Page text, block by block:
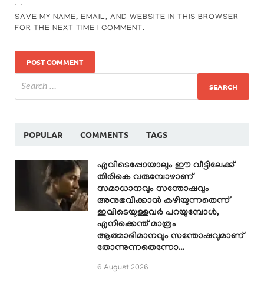
SAVE MY NAME, EMAIL, AND WEBSITE IN THIS BROWSER
FOR THE NEXT TIME I COMMENT.
POPULAR COMMENTS TAGS
എവിടെപ്പോയാലും ഈ വീട്ടിലേക്ക്
തിരികെ വരുമ്പോഴാണ്
സമാധാനവും സന്തോഷവും
അനുഭവിക്കാൻ കഴിയുന്നതെന്ന്
ഇവിടെയുള്ളവർ പറയുമ്പോൾ,
എനിക്കെന്ത് മാത്രം
ആത്മാഭിമാനവും സന്തോഷവുമാണ്
തോന്നുന്നതെന്നോ…
6 August 2026